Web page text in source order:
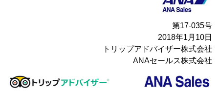
第17‐035号
2018年1月10日
トリップアドバイザー株式会社
ANAセールス株式会社